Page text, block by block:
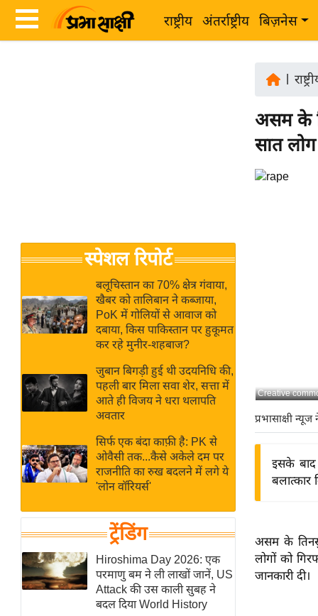
राष्ट्रीय अंतर्राष्ट्रीय बिज़नेस
Breaking
News in
Hindi
Hindi
Videos
जगत
राय
बजट
IPL
2026
ई-पेपर
मिसाल बेमिसाल
शख्सियत
यंग इंडिया
साहित्य जगत
ऑटो वर्ल्ड
न्यूज ब्रीफ
मनोरंजन जगत
स्पेशल रिपोर्ट
बलूचिस्तान का 70% क्षेत्र गंवाया,
खैबर को तालिबान ने कब्जाया,
PoK में गोलियों से आवाज को
दबाया, किस पाकिस्तान पर हुकूमत
कर रहे मुनीर-शहबाज?
जुबान बिगड़ी हुई थी उदयनिधि की,
पहली बार मिला सवा शेर, सत्ता में
आते ही विजय ने धरा थलापति
अवतार
सिर्फ एक बंदा काफ़ी है: PK से
ओवैसी तक...कैसे अकेले दम पर
राजनीति का रुख बदलने में लगे ये
'लोन वॉरियर्स'
ट्रेंडिंग
Hiroshima Day 2026: एक
परमाणु बम ने ली लाखों जानें, US
Attack की उस काली सुबह ने
बदल दिया World History
असम के
सात लोग
Creative
प्रभासाक्षी न्यूज
इसके
बलात्कार
असम के
लोगों को
जानकारी दी।